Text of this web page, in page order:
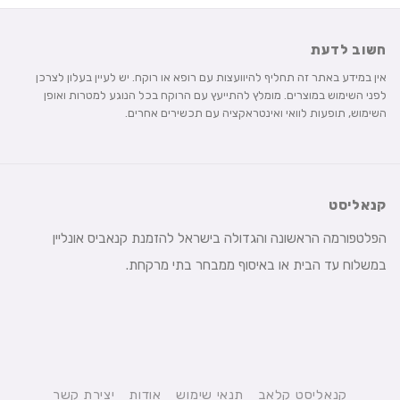
חשוב לדעת
אין במידע באתר זה תחליף להיוועצות עם רופא או רוקח. יש לעיין בעלון לצרכן
לפני השימוש במוצרים. מומלץ להתייעץ עם הרוקח בכל הנוגע למטרות ואופן
השימוש, תופעות לוואי ואינטראקציה עם תכשירים אחרים.
קנאליסט
הפלטפורמה הראשונה והגדולה בישראל להזמנת קנאביס אונליין
במשלוח עד הבית או באיסוף ממבחר בתי מרקחת.
קנאליסט קלאב תנאי שימוש אודות יצירת קשר